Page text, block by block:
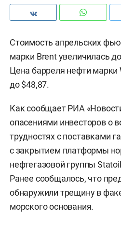
Стоимость апрельских
марки Brent увеличилась
Цена барреля нефти марки
до $48,87.
Как сообщает РИА
опасениями инвесторов о
трудностях с поставками
с закрытием платформы
нефтегазовой группы
Ранее сообщалось, что
обнаружили трещину в
морского основания.